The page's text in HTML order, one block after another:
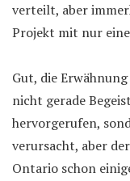
verteilt, aber
Projekt mit nur
Gut, die
nicht gerade
hervorgerufen,
verursacht, aber
Ontario schon